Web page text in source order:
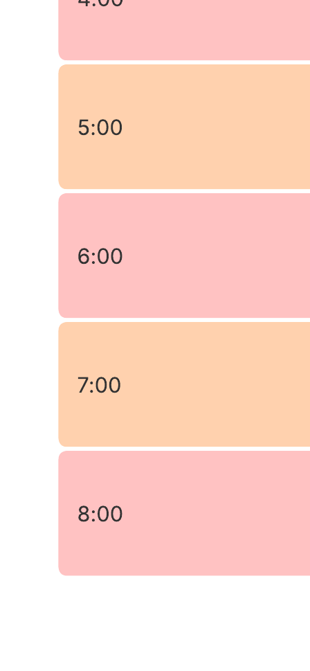
Esta plantilla de votación con técnica nominal de grupo puede
Colaborar con otros para identificar la opción más popular.
Plantillas relacionadas